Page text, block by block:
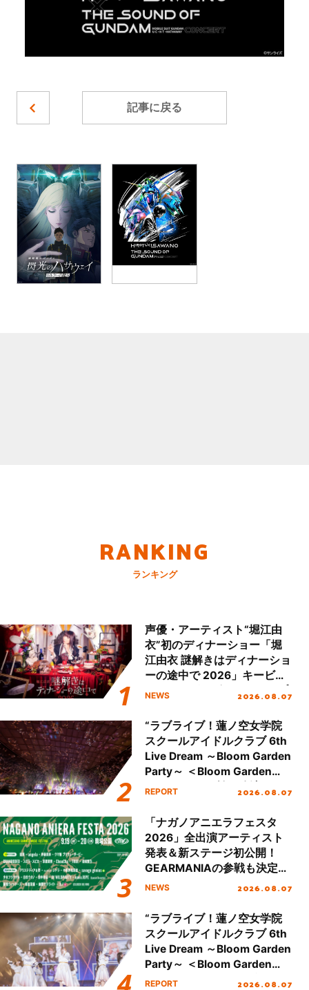
記事に戻る
RANKING
ランキング
声優・アーティスト“堀江由
衣”初のディナーショー「堀
江由衣 謎解きはディナーショ
ーの途中で 2026」キービジ
ュアル＆グッズラインナップ
NEWS 2026.08.07
“ラブライブ！蓮ノ空女学院
スクールアイドルクラブ 6th
Live Dream ～Bloom Garden
Party～ ＜Bloom Garden
Party Stage／埼玉公演＞”
REPORT 2026.08.07
「ナガノアニエラフェスタ
2026」全出演アーティスト
発表＆新ステージ初公開！
GEARMANIAの参戦も決定
し、初となる第3ステージの
NEWS 2026.08.07
“ラブライブ！蓮ノ空女学院
スクールアイドルクラブ 6th
Live Dream ～Bloom Garden
Party～ ＜Bloom Garden
Party Stage／埼玉公演＞”
REPORT 2026.08.07